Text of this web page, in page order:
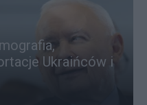
Ukraińców i